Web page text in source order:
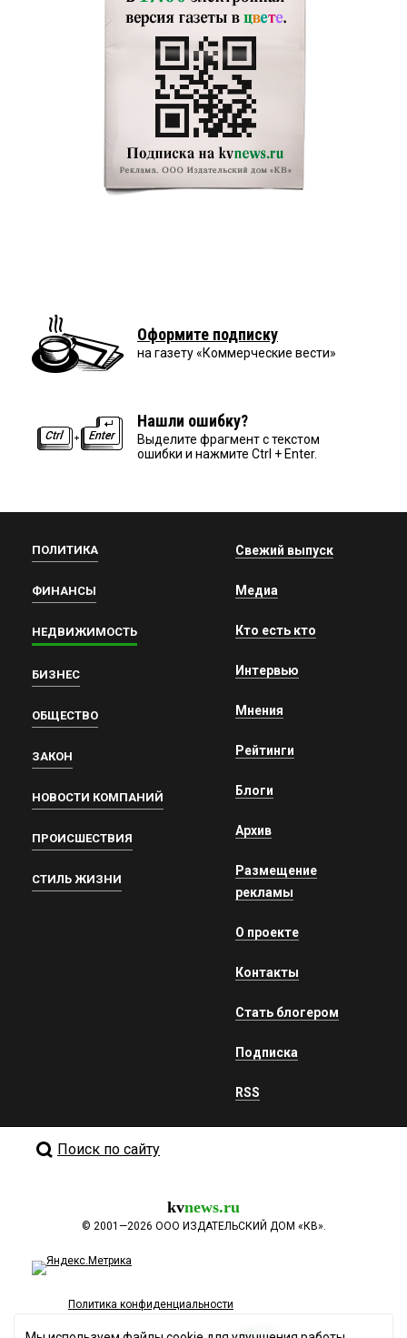
Оформите подписку
на газету «Коммерческие вести»
Нашли ошибку?
Выделите фрагмент с текстом
ошибки и нажмите Ctrl + Enter.
ПОЛИТИКА
ФИНАНСЫ
НЕДВИЖИМОСТЬ
БИЗНЕС
ОБЩЕСТВО
ЗАКОН
НОВОСТИ КОМПАНИЙ
ПРОИСШЕСТВИЯ
СТИЛЬ ЖИЗНИ
Свежий выпуск
Медиа
Кто есть кто
Интервью
Мнения
Рейтинги
Блоги
Архив
Размещение
рекламы
О проекте
Контакты
Стать блогером
Подписка
RSS
Поиск по сайту
kvnews.ru
© 2001—2026 ООО ИЗДАТЕЛЬСКИЙ ДОМ «КВ».
Политика конфиденциальности